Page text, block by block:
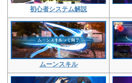
初心者システム解説
ムーンスキル